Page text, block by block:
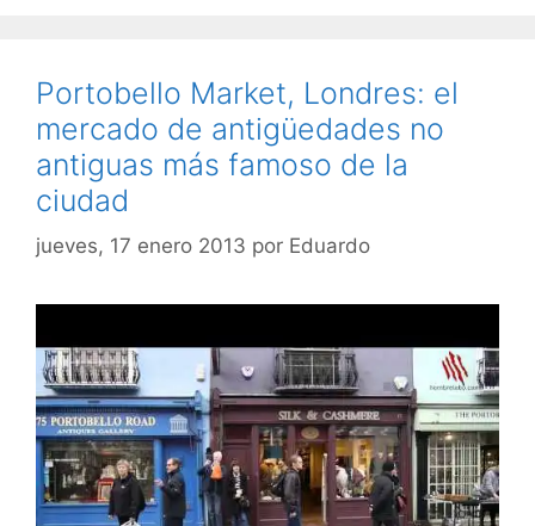
Portobello Market, Londres: el
mercado de antigüedades no
antiguas más famoso de la
ciudad
jueves, 17 enero 2013 por Eduardo